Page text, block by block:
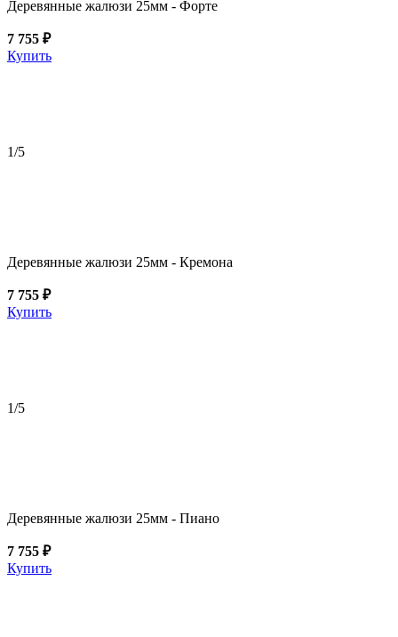
Деревянные жалюзи 25мм - Форте
7 755 ₽
Купить
1/5
Деревянные жалюзи 25мм - Кремона
7 755 ₽
Купить
1/5
Деревянные жалюзи 25мм - Пиано
7 755 ₽
Купить